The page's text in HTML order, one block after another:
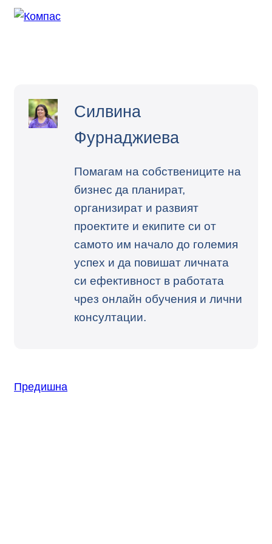
Силвина
Фурнаджиева
Помагам на собствениците на
бизнес да планират,
организират и развият
проектите и екипите си от
самото им начало до големия
успех и да повишат личната
си ефективност в работата
чрез онлайн обучения и лични
консултации.
Предишна